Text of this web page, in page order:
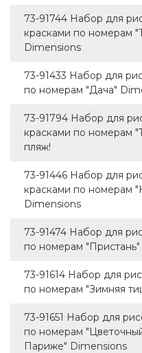
73-91744 Набор для
красками по номерам
Dimensions
73-91433 Набор для
по номерам "Дача"
73-91794 Набор для
красками по номерам
пляж!
73-91446 Набор для
красками по номерам
Dimensions
73-91474 Набор для
по номерам
73-91614 Набор для
по номерам "Зимняя
73-91651 Набор для
по номерам
Париже" Dimensions